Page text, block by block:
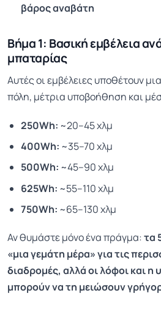
βάρος αναβάτη
Βήμα 1: Βασική εμβέλεια
μπαταρίας
Αυτές οι εμβέλειες υποθέτουν
πόλη, μέτρια υποβοήθηση και
250Wh: ~20–45 χλμ
400Wh: ~35–70 χλμ
500Wh: ~45–90 χλμ
625Wh: ~55–110 χλμ
750Wh: ~65–130 χλμ
Αν θυμάστε μόνο ένα πράγμα:τα
«μια γεμάτη μέρα» για τις
διαδρομές, αλλά οι λόφοι και
μπορούν να τη μειώσουν